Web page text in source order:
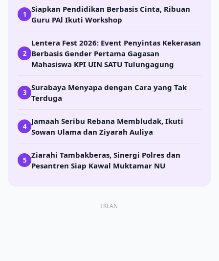
1
Siapkan Pendidikan Berbasis Cinta, Ribuan
Guru PAl Ikuti Workshop
2
Lentera Fest 2026: Event Penyintas Kekerasan
Berbasis Gender Pertama Gagasan
Mahasiswa KPI UIN SATU Tulungagung
3
Surabaya Menyapa dengan Cara yang Tak
Terduga
4
Jamaah Seribu Rebana Membludak, Ikuti
Sowan Ulama dan Ziyarah Auliya
5
Ziarahi Tambakberas, Sinergi Polres dan
Pesantren Siap Kawal Muktamar NU
IKLAN